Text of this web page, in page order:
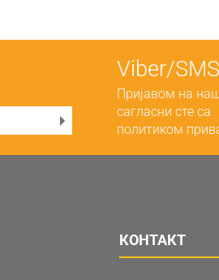
Viber/
Пријавом на
сагласни сте са
политиком
КОНТАКТ